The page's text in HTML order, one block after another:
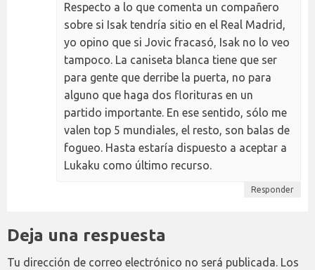
Respecto a lo que comenta un compañero
sobre si Isak tendría sitio en el Real Madrid,
yo opino que si Jovic fracasó, Isak no lo veo
tampoco. La caniseta blanca tiene que ser
para gente que derribe la puerta, no para
alguno que haga dos florituras en un
partido importante. En ese sentido, sólo me
valen top 5 mundiales, el resto, son balas de
fogueo. Hasta estaría dispuesto a aceptar a
Lukaku como último recurso.
Responder
Deja una respuesta
Tu dirección de correo electrónico no será publicada. Los